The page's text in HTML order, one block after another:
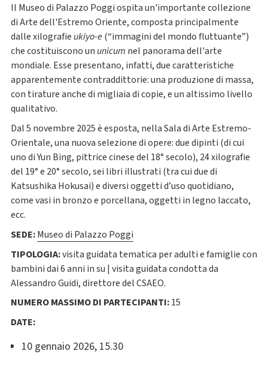
Il Museo di Palazzo Poggi ospita un'importante collezione
di Arte dell'Estremo Oriente, composta principalmente
dalle xilografieukiyo-e(“immagini del mondo fluttuante”)
che costituiscono ununicum nel panorama dell'arte
mondiale. Esse presentano, infatti, due caratteristiche
apparentemente contraddittorie: una produzione di massa,
con tirature anche di migliaia di copie, e un altissimo livello
qualitativo.
Dal 5 novembre 2025 è esposta, nella Sala di Arte Estremo-
Orientale, una nuova selezione di opere: due dipinti (di cui
uno di Yun Bing, pittrice cinese del 18° secolo), 24 xilografie
del 19° e 20° secolo, sei libri illustrati (tra cui due di
Katsushika Hokusai) e diversi oggetti d’uso quotidiano,
come vasi in bronzo e porcellana, oggetti in legno laccato,
ecc.
SEDE:Museo di Palazzo Poggi
TIPOLOGIA:visita guidata tematica per adulti e famiglie con
bambini dai 6 anni in su | visita guidata condotta da
Alessandro Guidi, direttore del CSAEO.
NUMERO MASSIMO DI PARTECIPANTI:15
DATE:
10 gennaio 2026, 15.30